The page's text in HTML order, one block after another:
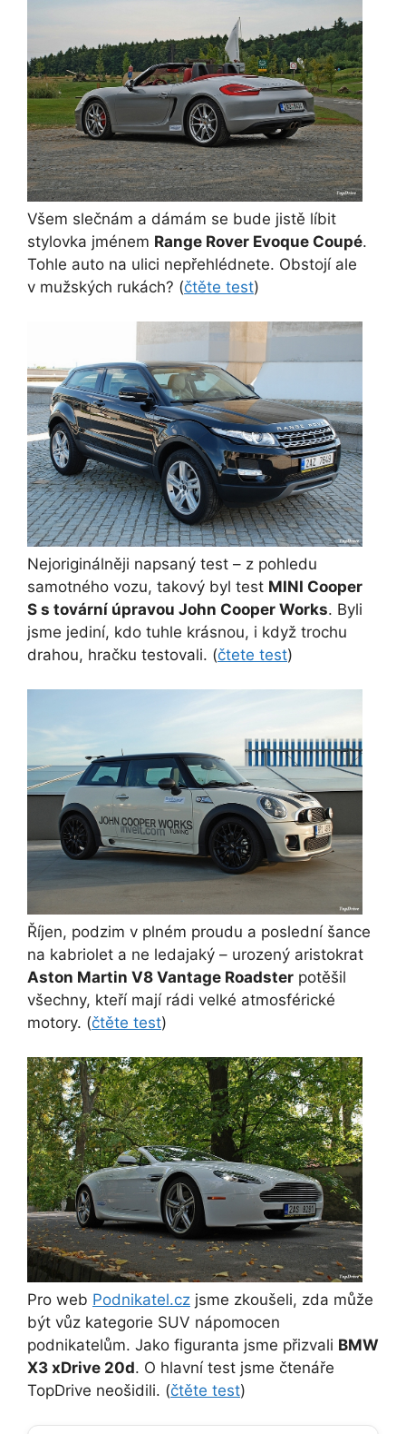
Všem slečnám a dámám se bude jistě líbit
stylovka jménem Range Rover Evoque Coupé.
Tohle auto na ulici nepřehlédnete. Obstojí ale
v mužských rukách? (čtěte test)
Nejoriginálněji napsaný test – z pohledu
samotného vozu, takový byl test MINI Cooper
S s tovární úpravou John Cooper Works. Byli
jsme jediní, kdo tuhle krásnou, i když trochu
drahou, hračku testovali. (čtete test)
Říjen, podzim v plném proudu a poslední šance
na kabriolet a ne ledajaký – urozený aristokrat
Aston Martin V8 Vantage Roadster potěšil
všechny, kteří mají rádi velké atmosférické
motory. (čtěte test)
Pro web Podnikatel.cz jsme zkoušeli, zda může
být vůz kategorie SUV nápomocen
podnikatelům. Jako figuranta jsme přizvali BMW
X3 xDrive 20d. O hlavní test jsme čtenáře
TopDrive neošidili. (čtěte test)